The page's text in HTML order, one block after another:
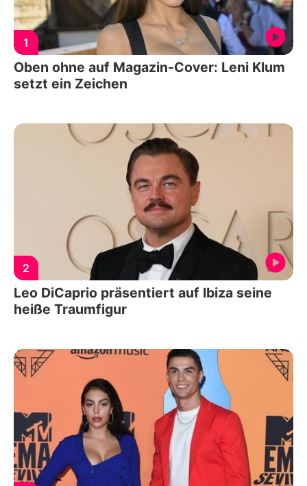
1
Oben ohne auf Magazin-Cover: Leni Klum
setzt ein Zeichen
2
Leo DiCaprio präsentiert auf Ibiza seine
heiße Traumfigur